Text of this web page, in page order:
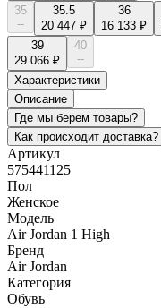
35
--
35.5
20 447 ₽
36
16 133 ₽
39
29 066 ₽
40
--
Характеристики
Описание
Где мы берем товары?
Как происходит доставка?
Артикул
575441125
Пол
Женское
Модель
Air Jordan 1 High
Бренд
Air Jordan
Категория
Обувь